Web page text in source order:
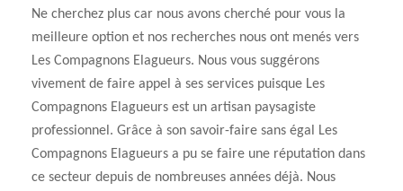
Ne cherchez plus car nous avons cherché pour vous la
meilleure option et nos recherches nous ont menés vers
Les Compagnons Elagueurs. Nous vous suggérons
vivement de faire appel à ses services puisque Les
Compagnons Elagueurs est un artisan paysagiste
professionnel. Grâce à son savoir-faire sans égal Les
Compagnons Elagueurs a pu se faire une réputation dans
ce secteur depuis de nombreuses années déjà. Nous